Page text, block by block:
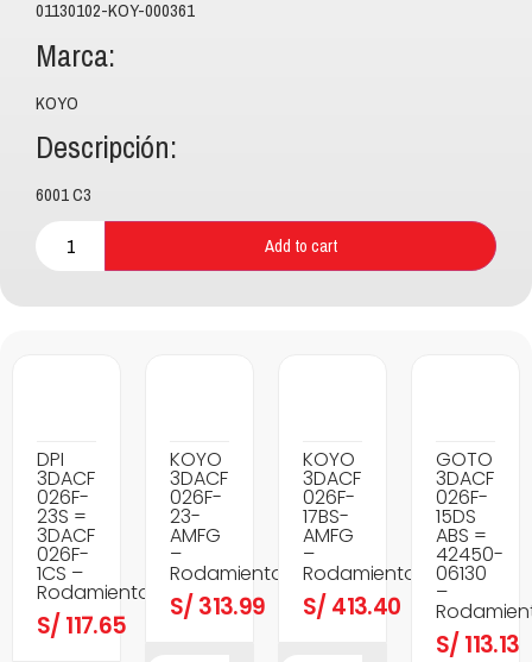
01130102-KOY-000361
Marca:
KOYO
Descripción:
6001 C3
Add to cart
DPI
3DACF
026F-
23S =
3DACF
026F-
1CS –
Rodamientos
S/ 117.65
KOYO
3DACF
026F-
23-
AMFG
–
Rodamientos
S/ 313.99
KOYO
3DACF
026F-
17BS-
AMFG
–
Rodamientos
S/ 413.40
GOTO
3DACF
026F-
15DS
ABS =
42450-
06130
–
S/ 113.13